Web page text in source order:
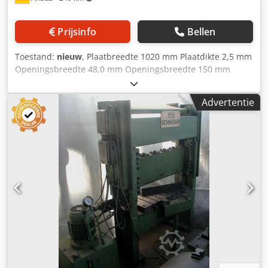
Prijsinfo Bellen
Toestand: nieuw, Plaatbreedte 1020 mm Plaatdikte 2,5 mm
Openingsbreedte 48,0 mm Openingsbreedte 150 mm
zonder segmenten Buighoek max. 0 - 135 ° Werkhoogte
900 mm Machinegewicht ca. 340 kg Ruimtebehoefte ca.
1350 x 820 x 1300 mm Apparatuur: Csdpfx Aljxaa E Deforf -
Zwenkbuigmachines met segmenten. Boven-, onder- en
buigbalk - Universeel inzetbare buigmachine voor
metaalbewerking en reparatiewerkplaatsen - Robuuste
constructie met een modern design - Eenvoudige
verstelling van de bovenbalk met behulp van het
voetpedaal - Handen zijn vrij voor het werkstuk -
Handmatige buigmachine voor standaard
buigwerkzaamheden - Gesegmenteerde bovenbalk voor
een groot aantal buigmogelijkheden - Optimale prijs-
kwaliteitverhouding - Snel en eenvoudig buigproces met
behulp van de booggreep - Antislip rubberen bekleding op
het voetpedaal voor veilig werken - Eenvoudige aanpassing
Advertentie